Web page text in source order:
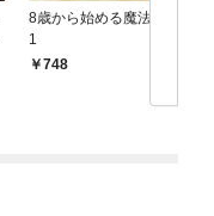
8歳から始める魔法学
1
748